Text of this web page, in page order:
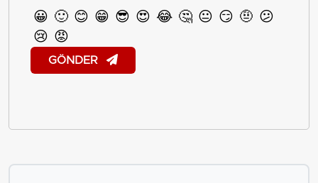
😀 🙂 😊 😁 😎 😍 😂 🤔 😐 😏 🤨 😕
😢 😡
GÖNDER